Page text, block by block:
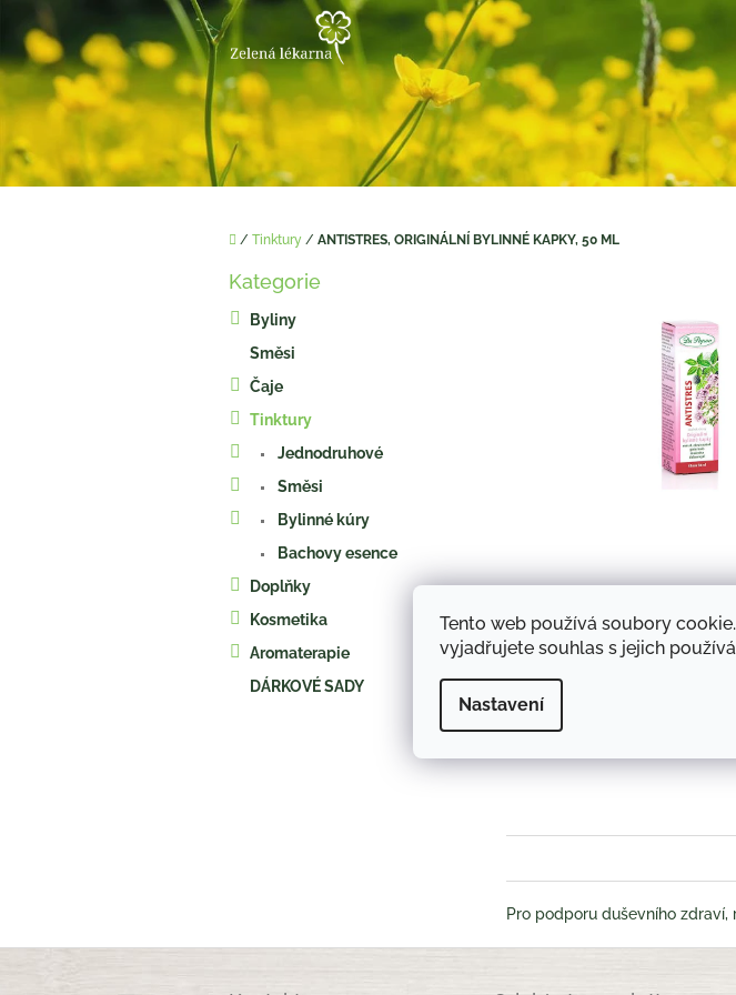
Tento web používá soubory
vyjadřujete souhlas s jejich
Nastavení
obsah
Domů
/ Tinktury / ANTISTRES, ORIGINÁLNÍ BYLINNÉ KAPKY, 50 ML
Přeskočit
Kategorie
Byliny
Směsi
Čaje
Tinktury
Jednodruhové
Směsi
Bylinné kúry
Bachovy esence
Doplňky
Kosmetika
Aromaterapie
DÁRKOVÉ SADY
Pro podporu duševního